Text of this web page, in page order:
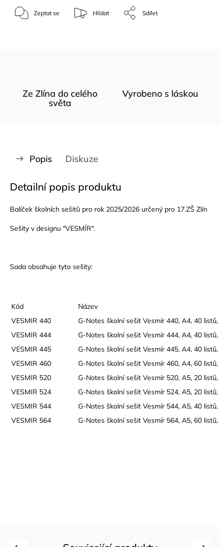
Zeptat se Hlídat Sdílet
Ze Zlína do celého
světa
Vyrobeno s láskou
Popis Diskuze
Detailní popis produktu
Balíček školních sešitů pro rok 2025/2026 určený pro 17.ZŠ Zlín
Sešity v designu "VESMÍR".
Sada obsahuje tyto sešity:
Kód
Název
VESMIR 440
G-Notes školní sešit Vesmír 440, A4, 40
VESMIR 444
G-Notes školní sešit Vesmír 444, A4, 40
VESMIR 445
G-Notes školní sešit Vesmír 445, A4, 40
VESMIR 460
G-Notes školní sešit Vesmír 460, A4, 60
VESMIR 520
G-Notes školní sešit Vesmír 520, A5, 20
VESMIR 524
G-Notes školní sešit Vesmír 524, A5, 20
VESMIR 544
G-Notes školní sešit Vesmír 544, A5, 40
VESMIR 564
G-Notes školní sešit Vesmír 564, A5, 60